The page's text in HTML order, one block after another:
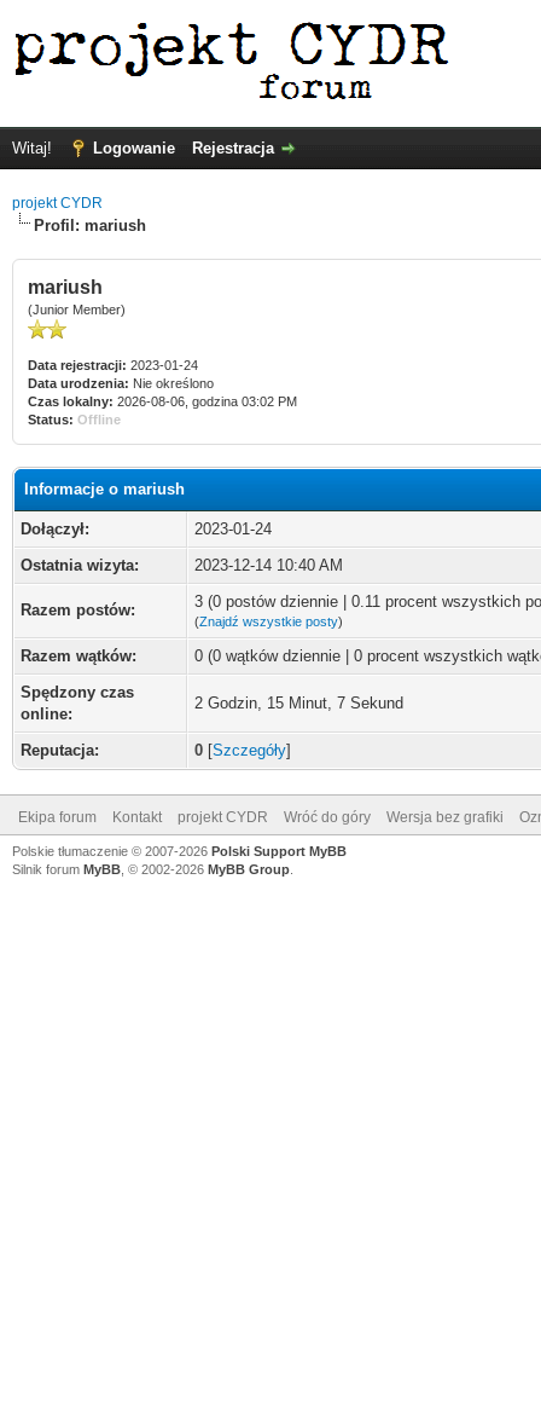
Witaj! Logowanie Rejestracja
projekt CYDR
Profil: mariush
mariush
(Junior Member)
Data rejestracji: 2023-01-24
Data urodzenia: Nie określono
Czas lokalny: 2026-08-06, godzina 03:02 PM
Status: Offline
Informacje o mariush
Dołączył:
2023-01-24
Ostatnia wizyta:
2023-12-14 10:40 AM
Razem postów: 3 (0 postów dziennie | 0.11 procent wszystkich
(Znajdź wszystkie posty)
Razem wątków:
0 (0 wątków dziennie | 0 procent wszystkich
Spędzony czas
online:
2 Godzin, 15 Minut, 7 Sekund
Reputacja: 0 [Szczegóły]
Ekipa forum Kontakt projekt CYDR Wróć do góry Wersja bez grafiki
Polskie tłumaczenie © 2007-2026 Polski Support MyBB
Silnik forum MyBB , © 2002-2026 MyBB Group